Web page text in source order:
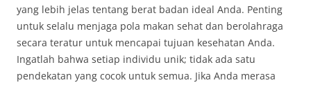
yang lebih jelas tentang berat badan ideal Anda. Penting
untuk selalu menjaga pola makan sehat dan berolahraga
secara teratur untuk mencapai tujuan kesehatan Anda.
Ingatlah bahwa setiap individu unik; tidak ada satu
pendekatan yang cocok untuk semua. Jika Anda merasa